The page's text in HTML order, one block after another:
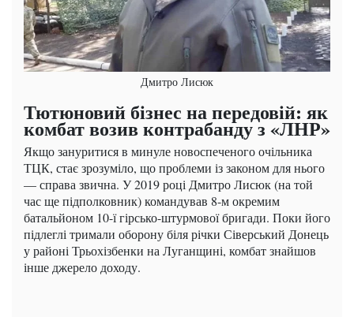
Дмитро Лисюк
Тютюновий бізнес на передовій: як
комбат возив контрабанду з «ЛНР»
Якщо зануритися в минуле новоспеченого очільника
ТЦК, стає зрозуміло, що проблеми із законом для нього
— справа звична. У 2019 році Дмитро Лисюк (на той
час ще підполковник) командував 8-м окремим
батальйоном 10-ї гірсько-штурмової бригади. Поки його
підлеглі тримали оборону біля річки Сіверський Донець
у районі Трьохізбенки на Луганщині, комбат знайшов
інше джерело доходу.